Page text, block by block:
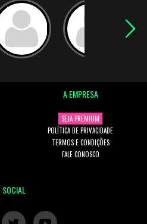
A EMPRESA
SEJA PREMIUM
POLÍTICA DE PRIVACIDADE
TERMOS E CONDIÇÕES
FALE CONOSCO
SOCIAL